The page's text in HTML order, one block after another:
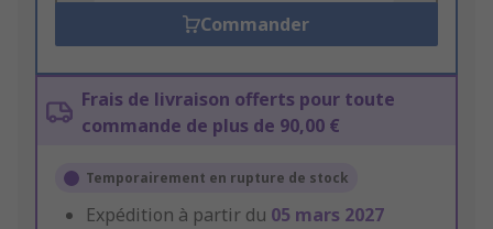
Commander
Frais de livraison offerts pour toute
commande de plus de 90,00 €
Temporairement en rupture de stock
Expédition à partir du 05 mars 2027